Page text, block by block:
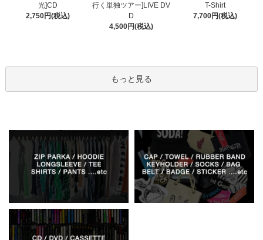
光]CD
2,750円(税込)
行く単独ツアー]LIVE DV
D
4,500円(税込)
T-Shirt
7,700円(税込)
もっと見る